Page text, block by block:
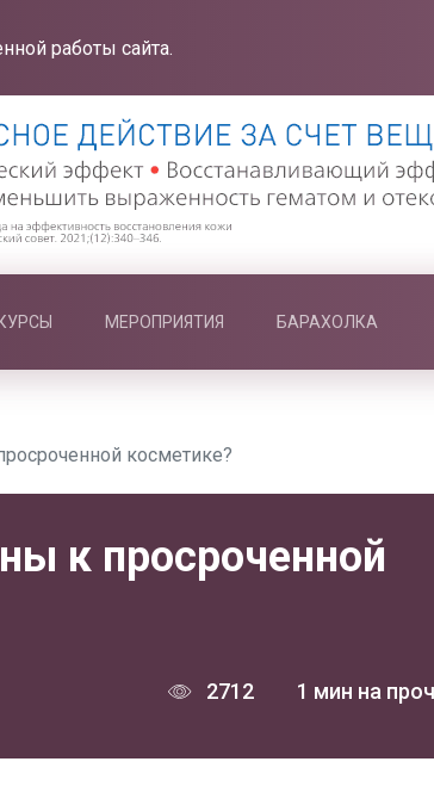
работы сайта.
КУРСЫ МЕРОПРИЯТИЯ БАРАХОЛКА
косметике?
к просроченной
2712 1 мин на